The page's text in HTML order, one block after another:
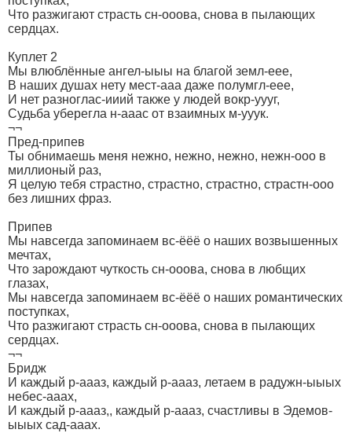
Что разжигают страсть сн-ооова, снова в пылающих
сердцах.
Куплет 2
Мы влюблённые ангел-ыыы на благой земл-еее,
В наших душах нету мест-ааа даже полумгл-еее,
И нет разноглас-ииий также у людей вокр-уууг,
Судьба уберегла н-ааас от взаимных м-ууук.
¬¬
Пред-припев
Ты обнимаешь меня нежно, нежно, нежно, нежн-ооо в
миллионый раз,
Я целую тебя страстно, страстно, страстно, страстн-ооо
без лишних фраз.
Припев
Мы навсегда запоминаем вс-ёёё о наших возвышенных
мечтах,
Что зарождают чуткость сн-ооова, снова в любщих
глазах,
Мы навсегда запоминаем вс-ёёё о наших романтических
поступках,
Что разжигают страсть сн-ооова, снова в пылающих
сердцах.
¬¬
Бридж
И каждый р-аааз, каждый р-аааз, летаем в радужн-ыыых
небес-ааах,
И каждый р-аааз,, каждый р-аааз, счастливы в Эдемов-
ыыых сад-ааах.